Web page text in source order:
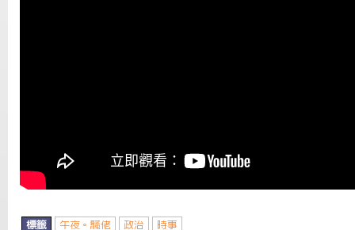
標籤 午夜。騷佬 政治 時事